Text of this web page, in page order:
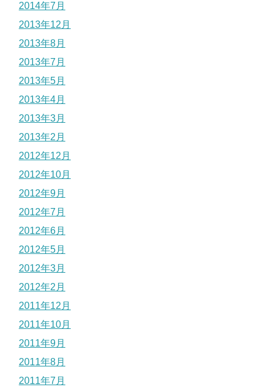
2014年7月
2013年12月
2013年8月
2013年7月
2013年5月
2013年4月
2013年3月
2013年2月
2012年12月
2012年10月
2012年9月
2012年7月
2012年6月
2012年5月
2012年3月
2012年2月
2011年12月
2011年10月
2011年9月
2011年8月
2011年7月